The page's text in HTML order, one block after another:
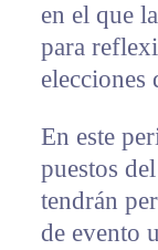
en el que
para
En este
puestos
tendrán
de evento